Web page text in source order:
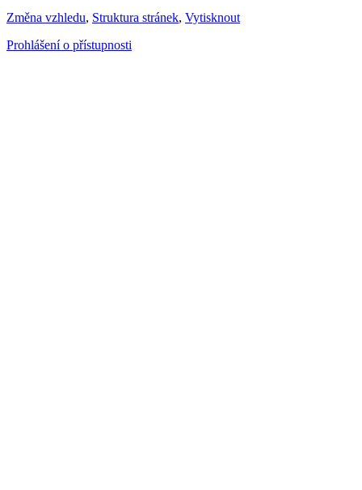
Změna vzhledu, Struktura stránek, Vytisknout
Prohlášení o přístupnosti